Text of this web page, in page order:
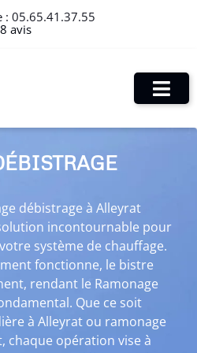
: 05.65.41.37.55
avis
débistrage à Alleyrat
incontournable pour
système de chauffage.
fonctionne, le bistre
rendant le Ramonage
Que ce soit
à Alleyrat ou ramonage
chaque opération vise à